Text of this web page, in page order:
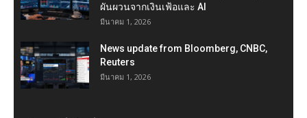
ผันผวนจากเงินเฟ้อและ AI
มีนาคม 1, 2026
News update from Bloomberg, CNBC,
Reuters
มีนาคม 1, 2026